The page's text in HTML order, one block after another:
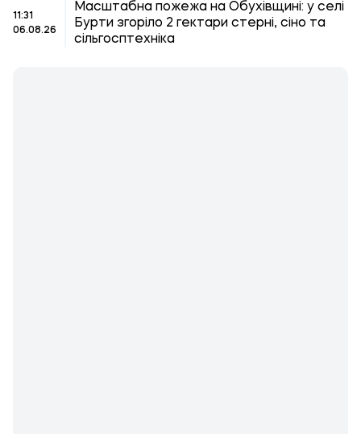
11:31
06.08.26
Масштабна пожежа на Обухівщині: у селі
Бурти згоріло 2 гектари стерні, сіно та
сільгосптехніка